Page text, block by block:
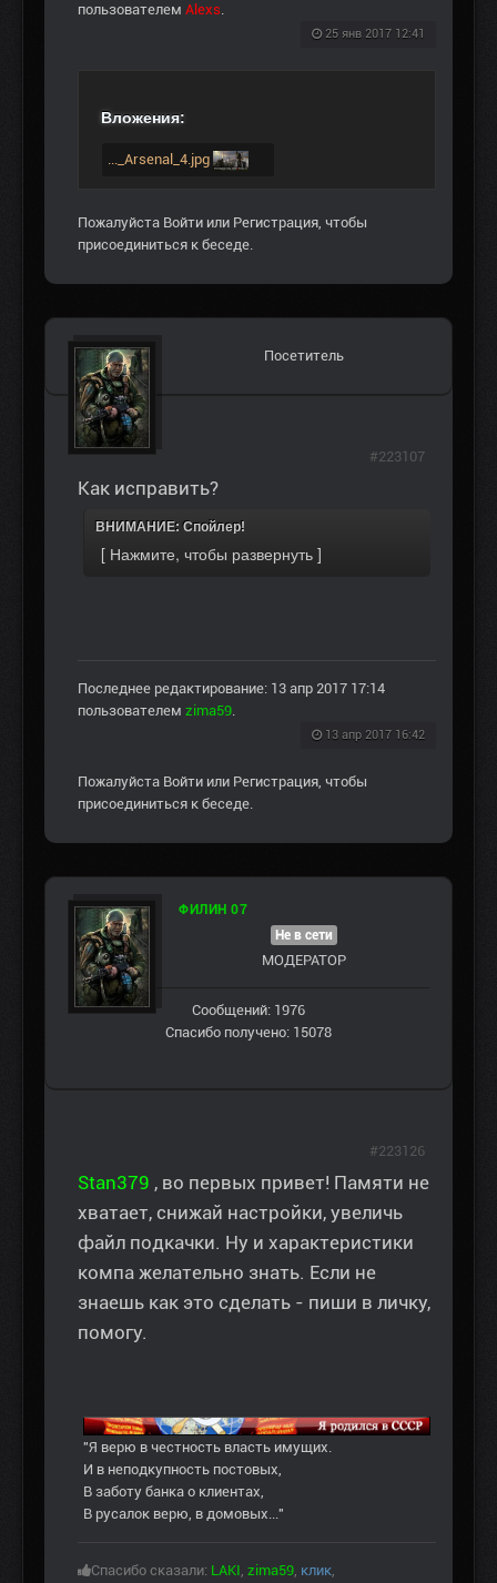
пользователем Alexs.
25 янв 2017 12:41
Вложения:
..._Arsenal_4.jpg
Пожалуйста Войти или Регистрация, чтобы
присоединиться к беседе.
Посетитель
Как исправить?
ВНИМАНИЕ: Спойлер!
Последнее редактирование: 13 апр 2017 17:14
пользователем zima59.
13 апр 2017 16:42
#223107
Пожалуйста Войти или Регистрация, чтобы
присоединиться к беседе.
ФИЛИН 07
Не в сети
МОДЕРАТОР
Сообщений: 1976
Спасибо получено: 15078
Stan379 , во первых привет! Памяти не
хватает, снижай настройки, увеличь
файл подкачки. Ну и характеристики
компа желательно знать. Если не
знаешь как это сделать - пиши в личку,
помогу.
"Я верю в честность власть имущих.
И в неподкупность постовых,
В заботу банка о клиентах,
В русалок верю, в домовых..."
Спасибо сказали: LAKI, zima59, клик,
#223126